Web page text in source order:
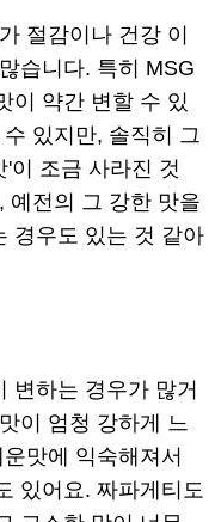
절감이나 건강 이
습니다. 특히 MSG
이 약간 변할 수 있
있지만, 솔직히 그
이 조금 사라진 것
예전의 그 강한 맛을
경우도 있는 것 같아
변하는 경우가 많거
이 엄청 강하게 느
맛에 익숙해져서
있어요. 짜파게티도